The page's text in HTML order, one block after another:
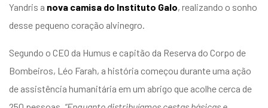
Yandris a nova camisa do Instituto Galo, realizando o sonho
desse pequeno coração alvinegro.
Segundo o CEO da Humus e capitão da Reserva do Corpo de
Bombeiros, Léo Farah, a história começou durante uma ação
de assistência humanitária em um abrigo que acolhe cerca de